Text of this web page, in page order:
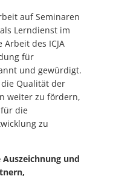
auf Seminaren
Lerndienst im
des ICJA
für
und gewürdigt.
Qualität der
weiter zu fördern,
die
zu
und